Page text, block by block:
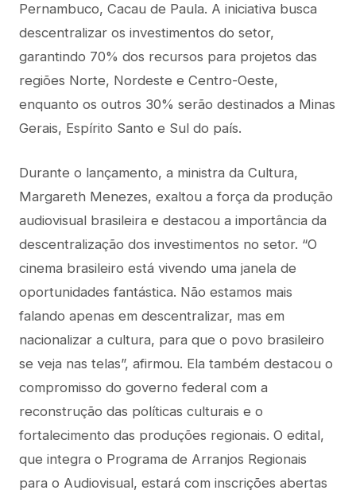
Pernambuco, Cacau de Paula. A iniciativa busca
descentralizar os investimentos do setor,
garantindo 70% dos recursos para projetos das
regiões Norte, Nordeste e Centro-Oeste,
enquanto os outros 30% serão destinados a Minas
Gerais, Espírito Santo e Sul do país.
Durante o lançamento, a ministra da Cultura,
Margareth Menezes, exaltou a força da produção
audiovisual brasileira e destacou a importância da
descentralização dos investimentos no setor. “O
cinema brasileiro está vivendo uma janela de
oportunidades fantástica. Não estamos mais
falando apenas em descentralizar, mas em
nacionalizar a cultura, para que o povo brasileiro
se veja nas telas”, afirmou. Ela também destacou o
compromisso do governo federal com a
reconstrução das políticas culturais e o
fortalecimento das produções regionais. O edital,
que integra o Programa de Arranjos Regionais
para o Audiovisual, estará com inscrições abertas